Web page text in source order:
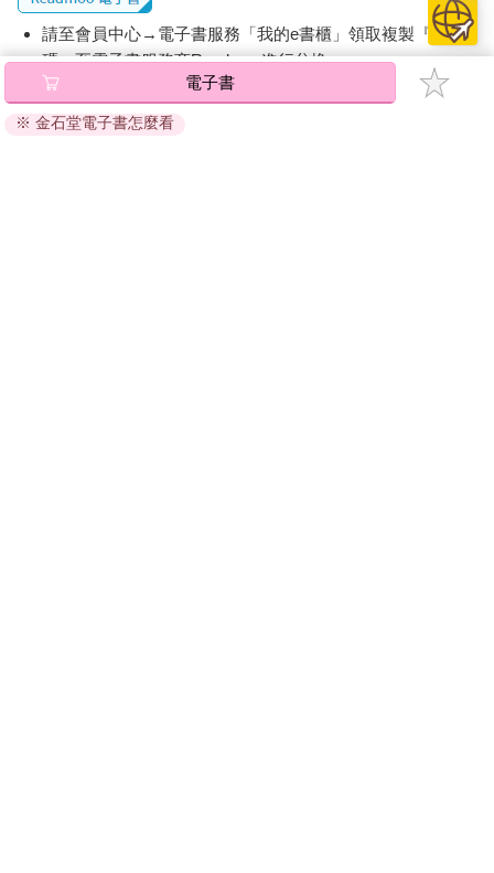
請至會員中心→電子書服務「我的e書櫃」領取複製『兌換
碼』至電子書服務商Readmoo進行兌換。
退換貨須知：
因版權保護，您在金石堂所購買的電子書僅能以金石堂專屬
電子書
※ 金石堂電子書怎麼看